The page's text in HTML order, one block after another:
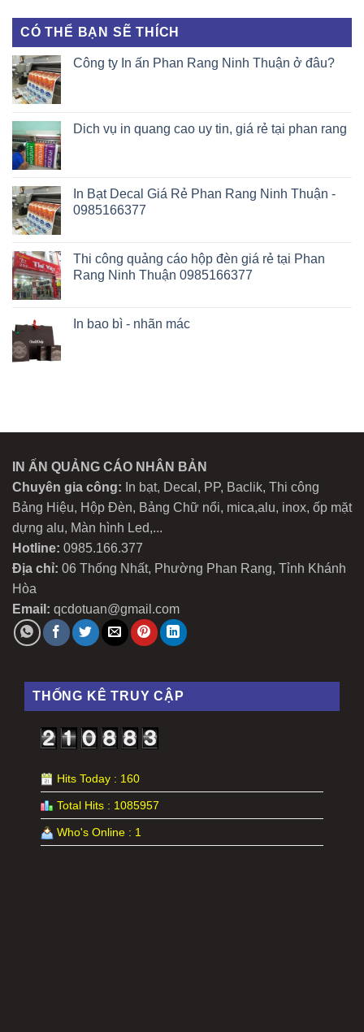
CÓ THỂ BẠN SẼ THÍCH
Công ty In ấn Phan Rang Ninh Thuận ở đâu?
Dich vụ in quang cao uy tin, giá rẻ tại phan rang
In Bạt Decal Giá Rẻ Phan Rang Ninh Thuận -
0985166377
Thi công quảng cáo hộp đèn giá rẻ tại Phan
Rang Ninh Thuận 0985166377
In bao bì - nhãn mác
IN ẤN QUẢNG CÁO NHÂN BẢN
Chuyên gia công: In bạt, Decal, PP, Baclik, Thi công
Bảng Hiệu, Hộp Đèn, Bảng Chữ nổi, mica,alu, inox, ốp mặt
dựng alu, Màn hình Led,...
Hotline: 0985.166.377
Địa chỉ: 06 Thống Nhất, Phường Phan Rang, Tỉnh Khánh
Hòa
Email: qcdotuan@gmail.com
THỐNG KÊ TRUY CẬP
Hits Today : 160
Total Hits : 1085957
Who's Online : 1